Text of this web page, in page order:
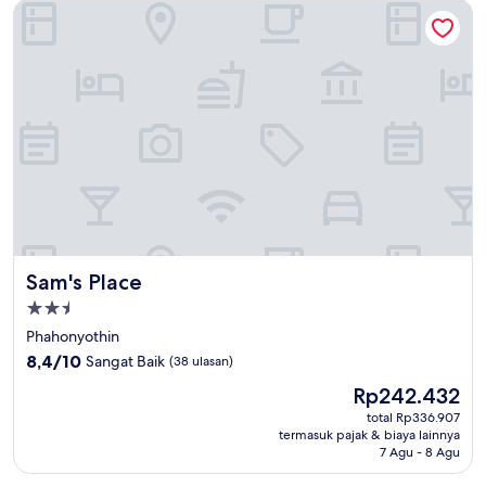
Sam's Place
Sam's Place
Properti
bintang
2.5
Phahonyothin
8.4
ulasan)
8,4/10 Sangat Baik (38 ulasan)
Harga
sekarang
Rp242.432
Rp242.432
total Rp336.907
termasuk pajak & biaya lainnya
7 Agu - 8 Agu
Sam's Place